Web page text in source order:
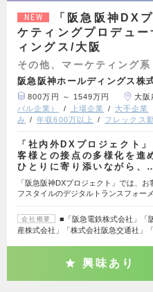
NEW
「阪急阪神DX
ケティングプロデュ
ィングス/大阪
その他、マーケティング系
阪急阪神ホールディングス株
800万円 ～ 1549万円 大阪
バル企業）
上場企業 大手企業
み
年収600万以上 フレックス
「社内外DXプロジェクト
客様との接点の多様化を進
ひとりに寄り添いながら、
「阪急阪神DXプロジェクト」では、
フスタイルのデジタルトランスフォー
会社概要
■「阪急電鉄株式会社」「
産株式会社」「株式会社阪急交通社」
興味あり